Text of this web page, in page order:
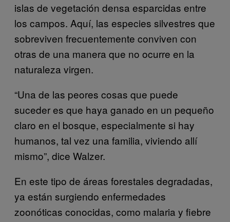
islas de vegetación densa esparcidas entre
los campos. Aquí, las especies silvestres que
sobreviven frecuentemente conviven con
otras de una manera que no ocurre en la
naturaleza virgen.
“Una de las peores cosas que puede
suceder es que haya ganado en un pequeño
claro en el bosque, especialmente si hay
humanos, tal vez una familia, viviendo allí
mismo”, dice Walzer.
En este tipo de áreas forestales degradadas,
ya están surgiendo enfermedades
zoonóticas conocidas, como malaria y fiebre